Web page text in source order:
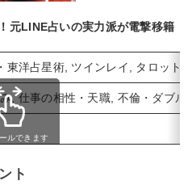
元LINE占いの実力派が電撃移籍
東洋占星術, ツインレイ, タロット,
, 仕事の相性・天職, 不倫・ダブル
ルできます
ト